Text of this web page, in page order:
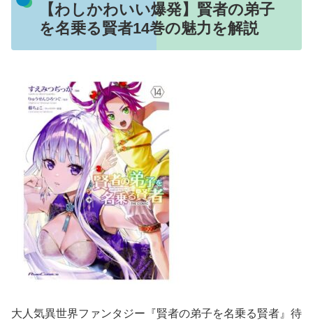
【わしかわいい爆発】賢者の弟子
を名乗る賢者14巻の魅力を解説
大人気異世界ファンタジー『賢者の弟子を名乗る賢者』待